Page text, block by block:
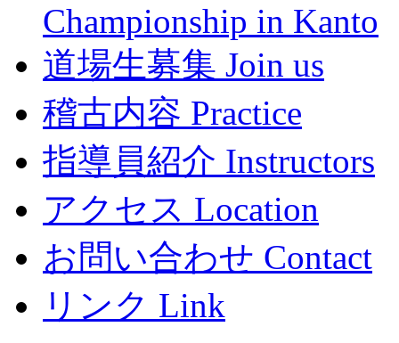
Championship in Kanto
道場生募集 Join us
稽古内容 Practice
指導員紹介 Instructors
アクセス Location
お問い合わせ Contact
リンク Link